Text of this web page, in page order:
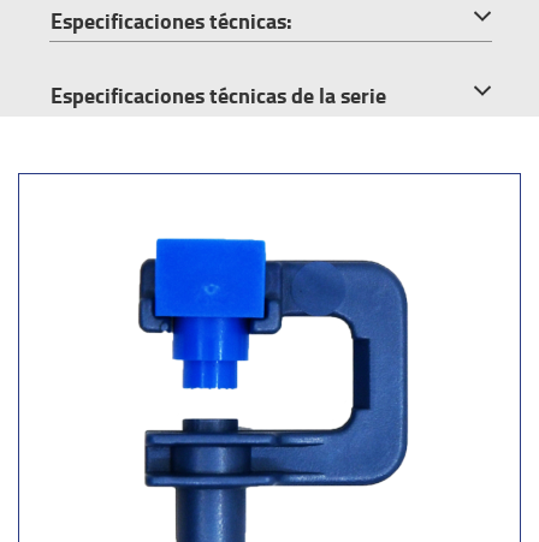
Especificaciones técnicas:
Especificaciones técnicas de la serie